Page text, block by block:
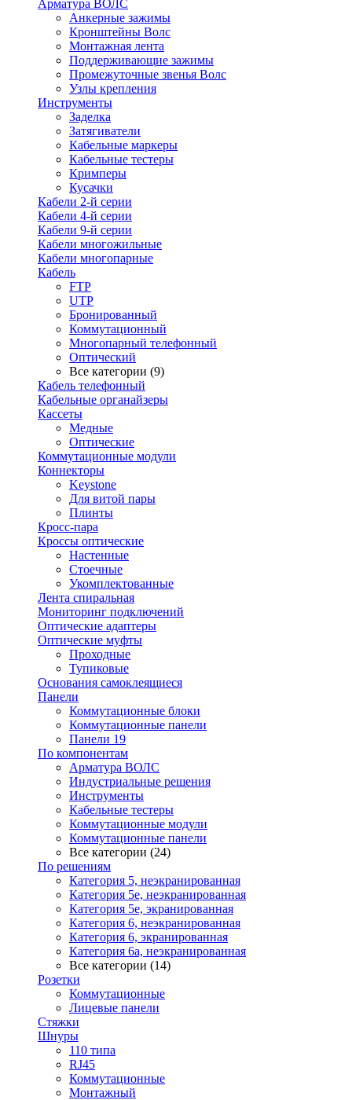
Арматура ВОЛС
Анкерные зажимы
Кронштейны Волс
Монтажная лента
Поддерживающие зажимы
Промежуточные звенья Волс
Узлы крепления
Инструменты
Заделка
Затягиватели
Кабельные маркеры
Кабельные тестеры
Кримперы
Кусачки
Кабели 2-й серии
Кабели 4-й серии
Кабели 9-й серии
Кабели многожильные
Кабели многопарные
Кабель
FTP
UTP
Бронированный
Коммутационный
Многопарный телефонный
Оптический
Все категории (9)
Кабель телефонный
Кабельные органайзеры
Кассеты
Медные
Оптические
Коммутационные модули
Коннекторы
Keystone
Для витой пары
Плинты
Кросс-пара
Кроссы оптические
Настенные
Стоечные
Укомплектованные
Лента спиральная
Мониторинг подключений
Оптические адаптеры
Оптические муфты
Проходные
Тупиковые
Основания самоклеящиеся
Панели
Коммутационные блоки
Коммутационные панели
Панели 19
По компонентам
Арматура ВОЛС
Индустриальные решения
Инструменты
Кабельные тестеры
Коммутационные модули
Коммутационные панели
Все категории (24)
По решениям
Категория 5, неэкранированная
Категория 5е, неэкранированная
Категория 5е, экранированная
Категория 6, неэкранированная
Категория 6, экранированная
Категория 6а, неэкранированная
Все категории (14)
Розетки
Коммутационные
Лицевые панели
Стяжки
Шнуры
110 типа
RJ45
Коммутационные
Монтажный